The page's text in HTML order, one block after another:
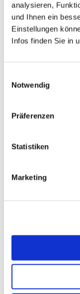
analysieren,
und Ihnen ein
Einstellungen
Infos finden Sie in
Notwendig
Präferenzen
Statistiken
Marketing